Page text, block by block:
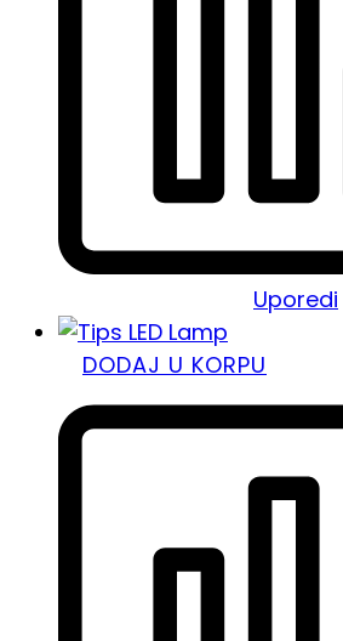
Uporedi
DODAJ U KORPU